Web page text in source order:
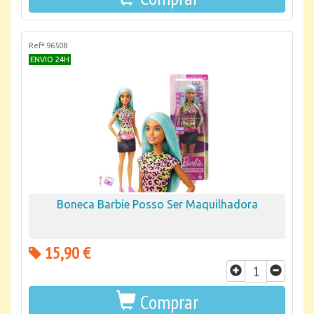
Refª 96508
ENVIO 24H
Boneca Barbie Posso Ser Maquilhadora
15,90 €
Comprar